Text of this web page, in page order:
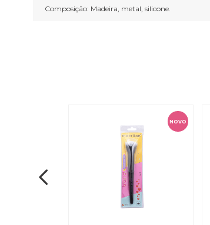
Composição: Madeira, metal, silicone.
NOVO